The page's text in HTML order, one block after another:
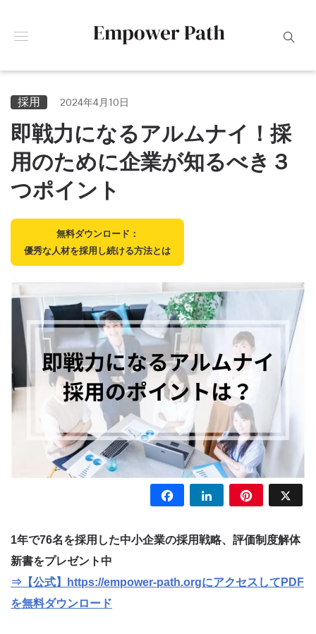
採用 2024年4月10日
即戦力になるアルムナイ！採
用のために企業が知るべき３
つポイント
無料ダウンロード：
優秀な人材を採用し続ける方法とは
FacebookLinkedIn Pinterest
1年で76名を採用した中小企業の採用戦略、評価制度解体
新書をプレゼント中
⇒【公式】https://empower-path.orgにアクセスしてPDF
を無料ダウンロード